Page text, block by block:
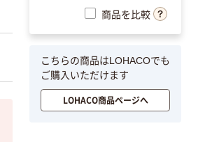
商品を比較
こちらの商品はLOHACOでも
ご購入いただけます
LOHACO商品ページへ